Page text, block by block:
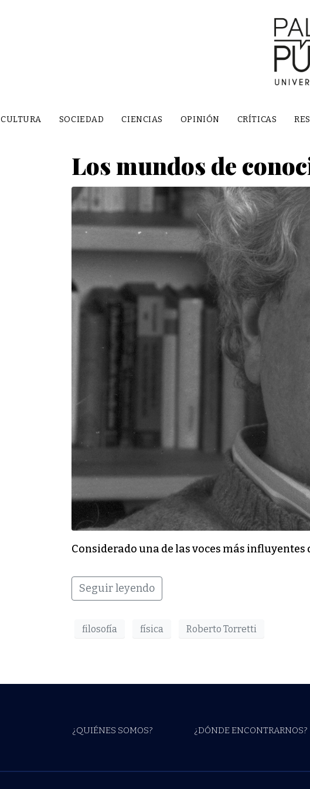
CULTURA SOCIEDAD CIENCIAS OPINIÓN CRÍTICAS
Los mundos de
Considerado una de las voces más
Seguir leyendo
filosofía física Roberto Torretti
¿QUIÉNES SOMOS? ¿DÓNDE ENCONTRARNOS?